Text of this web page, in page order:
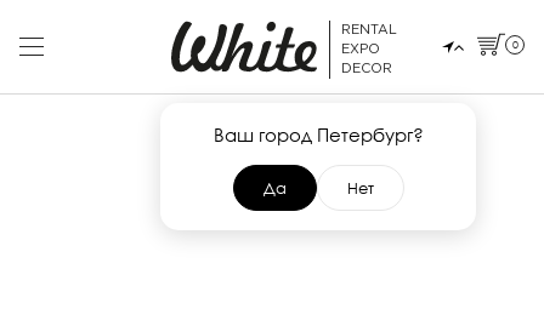
RENTAL
EXPO
DECOR
Ваш город Петербург?
Да Нет
0